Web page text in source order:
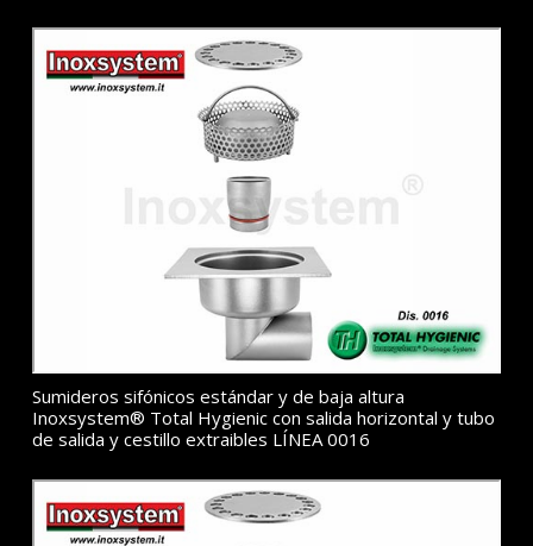
Sumideros sifónicos estándar y de baja altura
Inoxsystem® Total Hygienic con salida horizontal y tubo
de salida y cestillo extraibles LÍNEA 0016